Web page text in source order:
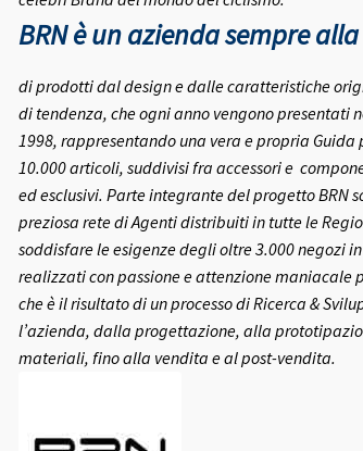
BRN è un azienda sempre
di prodotti dal design e dalle caratteristiche
di tendenza, che ogni anno vengono presentati
1998, rappresentando una vera e propria
10.000 articoli, suddivisi fra accessori e
ed esclusivi. Parte integrante del progetto BRN
preziosa rete di Agenti distribuiti in tutte le
soddisfare le esigenze degli oltre 3.000 negozi
realizzati con passione e attenzione maniacale
che è il risultato di un processo di Ricerca &
l’azienda, dalla progettazione, alla
materiali, fino alla vendita e al post-vendita.